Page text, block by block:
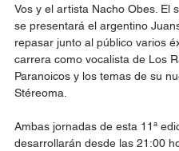
Vos y el artista Nacho Obes. El
se presentará el argentino
repasar junto al público varios
carrera como vocalista de Los
Paranoicos y los temas de su
Stéreoma.
Ambas jornadas de esta 11ª
desarrollarán desde las 21:00